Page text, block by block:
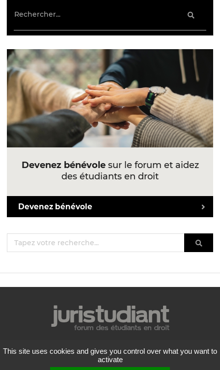
Devenez bénévolesur le forum et aidez
des étudiants en droit
Devenez bénévole
Mentions légales
Politique de confidentialité
This site uses cookies and gives you control over what you want to
activate